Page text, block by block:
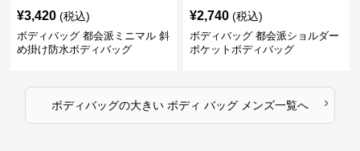
¥3,420 (税込)
ボディバッグ 都会派ミニマル 斜
め掛け防水ボディバッグ
¥2,740 (税込)
ボディバッグ 都会派ショルダー
ポケットボディバッグ
ボディバッグの大きい ボディ バッグ メンズ一覧へ ›